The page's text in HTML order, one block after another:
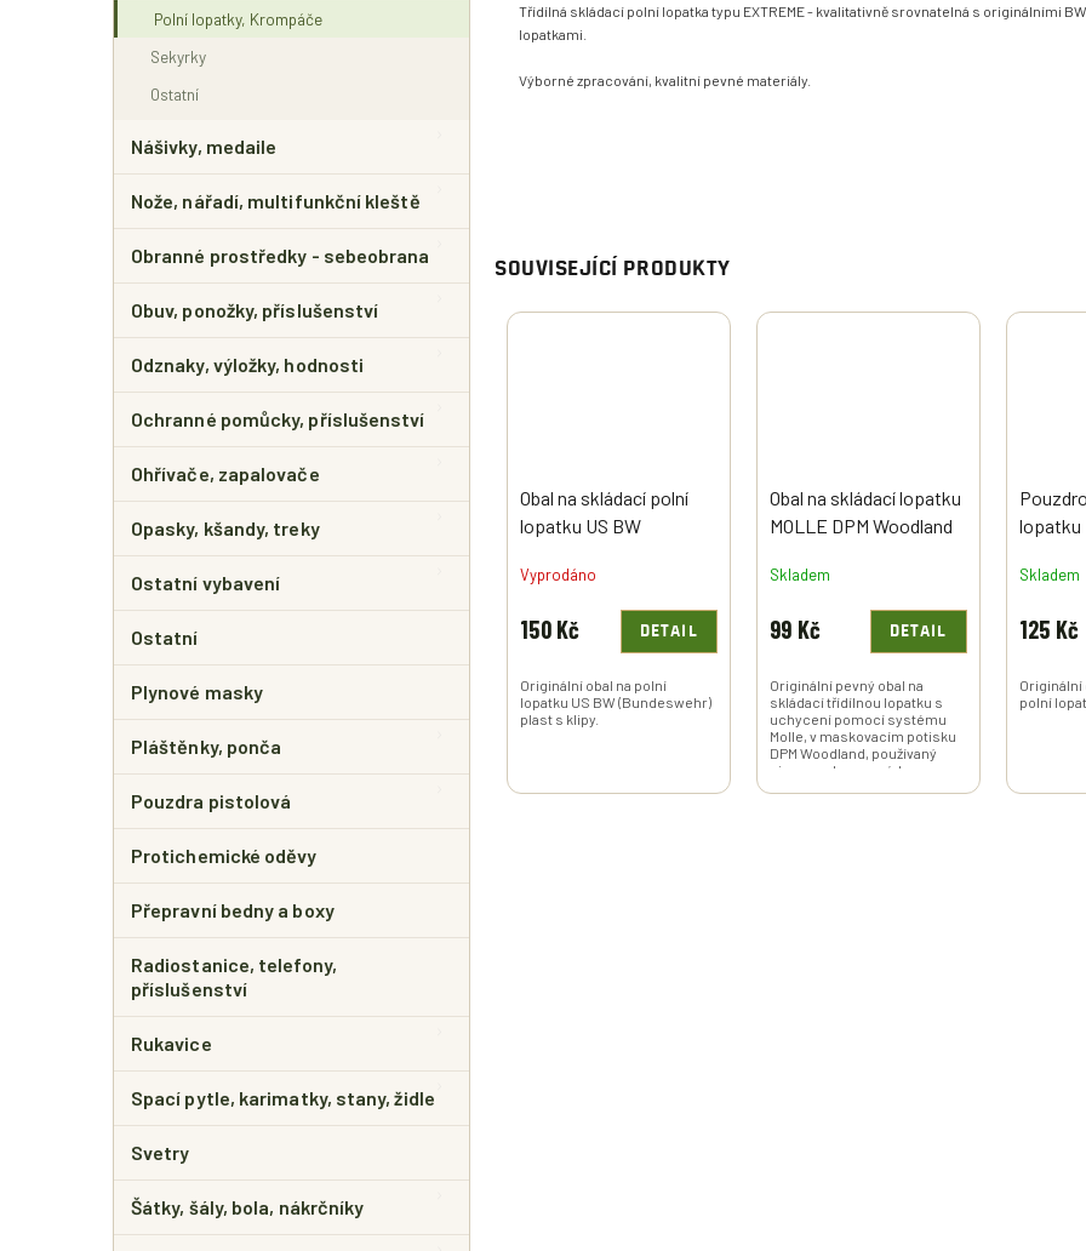
Polní lopatky, Krompáče
Sekyrky
Ostatní
Nášivky, medaile
Nože, nářadí, multifunkční kleště
Obranné prostředky - sebeobrana
Obuv, ponožky, příslušenství
Odznaky, výložky, hodnosti
Ochranné pomůcky, příslušenství
Ohřívače, zapalovače
Opasky, kšandy, treky
Ostatní vybavení
Ostatní
Plynové masky
Pláštěnky, ponča
Pouzdra pistolová
Protichemické oděvy
Přepravní bedny a boxy
Radiostanice, telefony,
příslušenství
Rukavice
Spací pytle, karimatky, stany, židle
Svetry
Šátky, šály, bola, nákrčníky
SOUVISEJÍCÍ PRODUKTY
Obal na skládací polní
lopatku US BW
klipy použitý
Vyprodáno
150 Kč DETAIL
Originální obal na polní
lopatku US BW (Bundeswehr)
plast s klipy.
Obal na skládací lopatku
MOLLE DPM Woodland
Skladem
99 Kč DETAIL
Originální pevný obal na
skládací třídílnou lopatku s
uchycení pomocí systému
Molle, v maskovacím potisku
DPM Woodland, používaný
nizozemskou armádou.
lopatku
Skladem
125 Kč
Originální
polní
Třídílná skládací polní lopatka typu EXTREME - kvalitativně srovnatelná s originálními BW
lopatkami.
Výborné zpracování, kvalitní pevné materiály.